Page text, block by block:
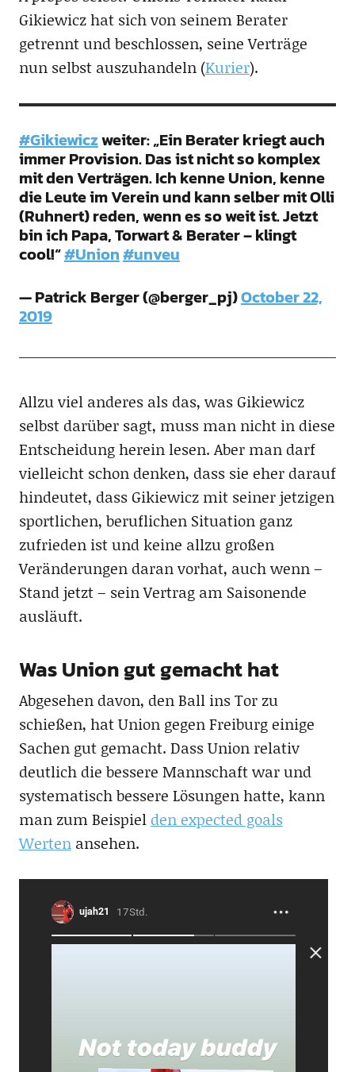
Gikiewicz hat sich von seinem Berater
getrennt und beschlossen, seine Verträge
nun selbst auszuhandeln (Kurier).
#Gikiewiczweiter: „Ein Berater kriegt auch
immer Provision. Das ist nicht so komplex
mit den Verträgen. Ich kenne Union, kenne
die Leute im Verein und kann selber mit Olli
(Ruhnert) reden, wenn es so weit ist. Jetzt
bin ich Papa, Torwart & Berater – klingt
cool!“#Union#unveu
— Patrick Berger (@berger_pj)October 22,
2019
Allzu viel anderes als das, was Gikiewicz
selbst darüber sagt, muss man nicht in diese
Entscheidung herein lesen. Aber man darf
vielleicht schon denken, dass sie eher darauf
hindeutet, dass Gikiewicz mit seiner jetzigen
sportlichen, beruflichen Situation ganz
zufrieden ist und keine allzu großen
Veränderungen daran vorhat, auch wenn –
Stand jetzt – sein Vertrag am Saisonende
ausläuft.
Was Union gut gemacht hat
Abgesehen davon, den Ball ins Tor zu
schießen, hat Union gegen Freiburg einige
Sachen gut gemacht. Dass Union relativ
deutlich die bessere Mannschaft war und
systematisch bessere Lösungen hatte, kann
man zum Beispiel den expected goals
Wertenansehen.